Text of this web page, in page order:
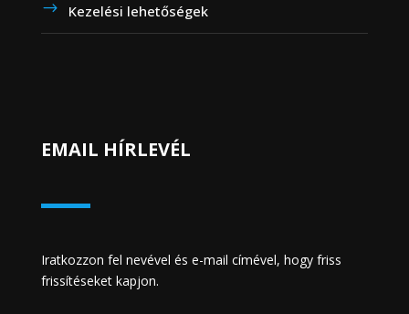
Kezelési lehetőségek
EMAIL HÍRLEVÉL
Iratkozzon fel nevével és e-mail címével, hogy friss
frissítéseket kapjon.